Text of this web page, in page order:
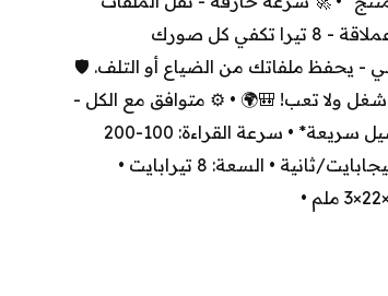
- يحفظ ملفاتك من الضياع أو التلف. 🛡️